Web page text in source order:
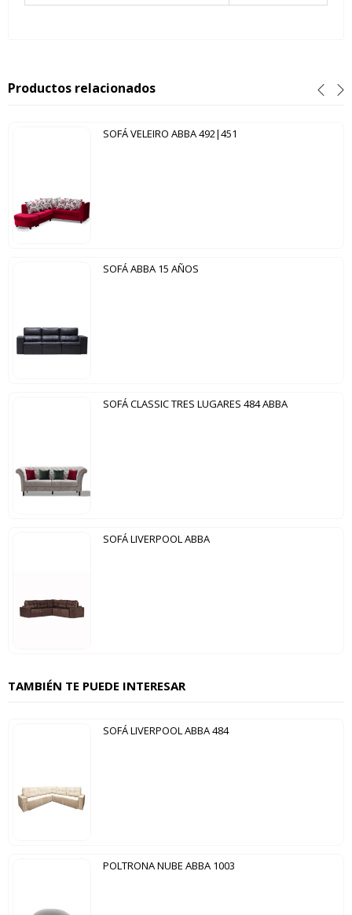
Productos relacionados
SOFÁ VELEIRO ABBA 492|451
SOFÁ ABBA 15 AÑOS
SOFÁ CLASSIC TRES LUGARES 484 ABBA
SOFÁ LIVERPOOL ABBA
TAMBIÉN TE PUEDE INTERESAR
SOFÁ LIVERPOOL ABBA 484
POLTRONA NUBE ABBA 1003